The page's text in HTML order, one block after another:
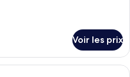
Voir les prix
Une chambre à coucher avec un lit